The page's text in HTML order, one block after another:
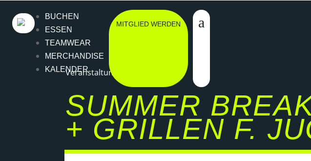
BUCHEN
ESSEN
TEAMWEAR
MERCHANDISE
KALENDER
MITGLIED WERDEN
Veranstaltung
SUMMER
+ GRILLEN F.